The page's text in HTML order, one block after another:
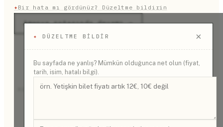
✦Bir hata mı gördünüz? Düzeltme bildirin
✦ DÜZELTME BILDIR ×
Bu sayfada ne yanlış? Mümkün olduğunca net olun (fiyat,
tarih, isim, hatalı bilgi).
Amasya rotasında devamı →
REKLAM